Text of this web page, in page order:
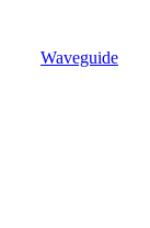
Waveguide